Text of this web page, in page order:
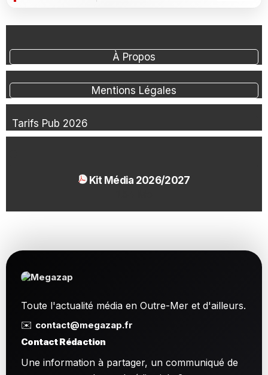
À Propos
Mentions Légales
Tarifs Pub 2026
Kit Média 2026/2027
Toute l'actualité média en Outre-Mer et d'ailleurs.
✉️ contact@megazap.fr
Contact Rédaction
Une information à partager, un communiqué de